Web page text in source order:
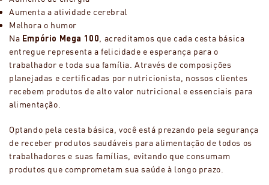
Aumenta a atividade cerebral
Melhora o humor
Na Empório Mega 100, acreditamos que cada cesta básica
entregue representa a felicidade e esperança para o
trabalhador e toda sua família. Através de composições
planejadas e certificadas por nutricionista, nossos clientes
recebem produtos de alto valor nutricional e essenciais para
alimentação.
Optando pela cesta básica, você está prezando pela segurança
de receber produtos saudáveis para alimentação de todos os
trabalhadores e suas famílias, evitando que consumam
produtos que comprometam sua saúde à longo prazo.